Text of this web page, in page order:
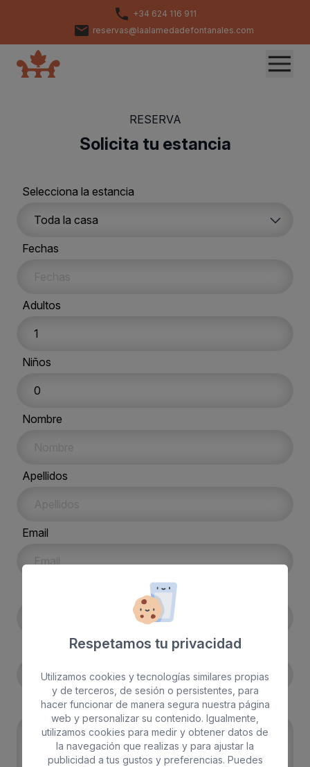
+34 624 116 911
reservas@laalamedadefontanales.com
RESERVA
Solicita tu estancia
Selecciona la estancia
Fechas
Adultos
Niños
Nombre
Apellidos
Email
Forma de pago preferida
Comentario
Respetamos tu privacidad
Utilizamos cookies y tecnologías similares propias
y de terceros, de sesión o persistentes, para
hacer funcionar de manera segura nuestra página
web y personalizar su contenido. Igualmente,
utilizamos cookies para medir y obtener datos de
la navegación que realizas y para ajustar la
publicidad a tus gustos y preferencias. Puedes